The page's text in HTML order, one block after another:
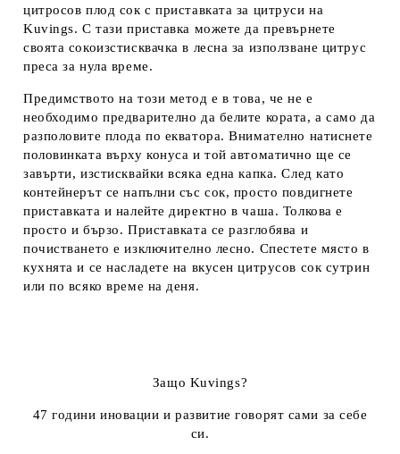
цитросов плод сок с приставката за цитруси на
Kuvings. С тази приставка можете да превърнете
своята сокоизстисквачка в лесна за използване цитрус
преса за нула време.
Предимството на този метод е в това, че не е
необходимо предварително да белите кората, а само да
разполовите плода по екватора. Внимателно натиснете
половинката върху конуса и той автоматично ще се
завърти, изстисквайки всяка една капка. След като
контейнерът се напълни със сок, просто повдигнете
приставката и налейте директно в чаша. Толкова е
просто и бързо. Приставката се разглобява и
почистването е изключително лесно. Спестете място в
кухнята и се насладете на вкусен цитрусов сок сутрин
или по всяко време на деня.
Защо Kuvings?
47 години иновации и развитие говорят сами за себе
си.